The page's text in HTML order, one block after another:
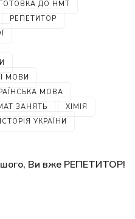
ДО НМТ
РЕПЕТИТОР
МОВИ
МОВА
ЗАНЯТЬ
ХІМІЯ
ІСТОРІЯ УКРАЇНИ
Ви вже РЕПЕТИТОР!